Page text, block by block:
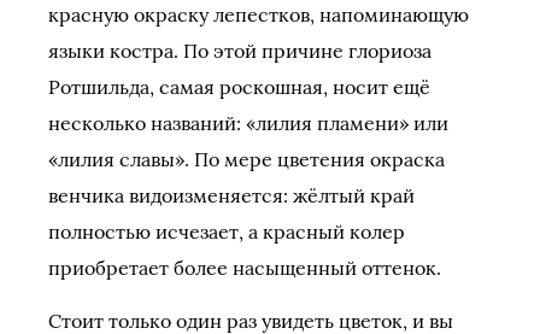
красную окраску лепестков, напоминающую
языки костра. По этой причине глориоза
Ротшильда, самая роскошная, носит ещё
несколько названий: «лилия пламени» или
«лилия славы». По мере цветения окраска
венчика видоизменяется: жёлтый край
полностью исчезает, а красный колер
приобретает более насыщенный оттенок.
Стоит только один раз увидеть цветок, и вы